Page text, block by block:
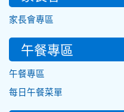
家長會專區
午餐專區
午餐專區
每日午餐菜單